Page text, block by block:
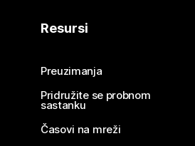
Resursi
Preuzimanja
Pridružite se probnom
sastanku
Časovi na mreži